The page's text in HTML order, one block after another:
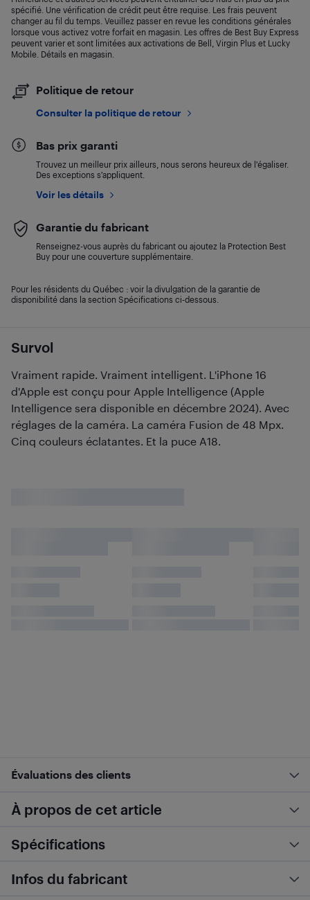
Survol
Vraiment rapide. Vraiment intelligent. L'iPhone 16
d'Apple est conçu pour Apple Intelligence (Apple
Intelligence sera disponible en décembre 2024). Avec
réglages de la caméra. La caméra Fusion de 48 Mpx.
Cinq couleurs éclatantes. Et la puce A18.
spécifié. Une vérification de crédit peut être requise. Les frais peuvent
changer au fil du temps. Veuillez passer en revue les conditions générales
lorsque vous activez votre forfait en magasin. Les offres de Best Buy Express
peuvent varier et sont limitées aux activations de Bell, Virgin Plus et Lucky
Mobile. Détails en magasin.
Politique de retour
Consulter la politique de retour
Bas prix garanti
Trouvez un meilleur prix ailleurs, nous serons heureux de l’égaliser.
Des exceptions s’appliquent.
Voir les détails
Garantie du fabricant
Renseignez-vous auprès du fabricant ou ajoutez la Protection Best
Buy pour une couverture supplémentaire.
Pour les résidents du Québec : voir la divulgation de la garantie de
disponibilité dans la section Spécifications ci-dessous.
Évaluations des clients
À propos de cet article
Spécifications
Infos du fabricant